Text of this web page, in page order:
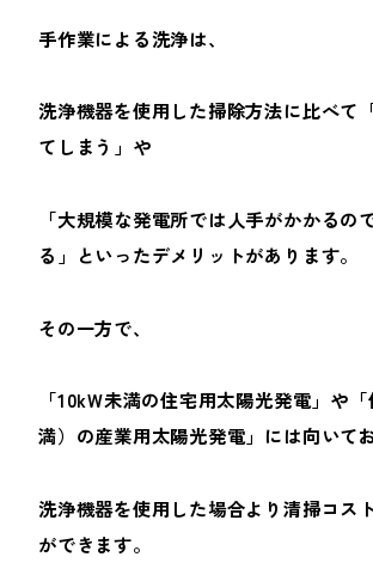
手作業による洗浄は、
洗浄機器を使用した掃除方法に比べて
てしまう」や
「大規模な発電所では人手がかかるの
る」といったデメリットがあります。
その一方で、
「10kW未満の住宅用太陽光発電」や
満）の産業用太陽光発電」には向いてお
洗浄機器を使用した場合より清掃コス
ができます。